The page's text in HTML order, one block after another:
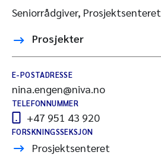
Seniorrådgiver, Prosjektsenteret
Prosjekter
E-POSTADRESSE
nina.engen@niva.no
TELEFONNUMMER
+47 951 43 920
FORSKNINGSSEKSJON
Prosjektsenteret